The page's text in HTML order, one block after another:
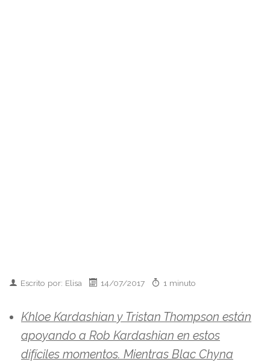
Escrito por: Elisa 14/07/2017 1 minuto
Khloe Kardashian y Tristan Thompson están
apoyando a Rob Kardashian en estos
difíciles momentos. Mientras Blac Chyna